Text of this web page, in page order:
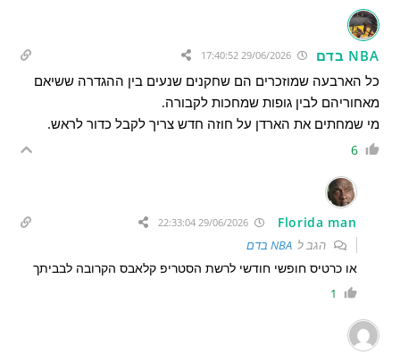
NBA בדם 29/06/2026 17:40:52
כל הארבעה שמוזכרים הם שחקנים שנעים בין ההגדרה ששיאם
מאחוריהם לבין גופות שמחכות לקבורה.
מי שמחתים את הארדן על חוזה חדש צריך לקבל כדור לראש.
6
Florida man
29/06/2026 22:33:04
הגב לNBA בדם
או כרטיס חופשי חודשי לרשת הסטריפ קלאבס הקרובה לבביתך
1